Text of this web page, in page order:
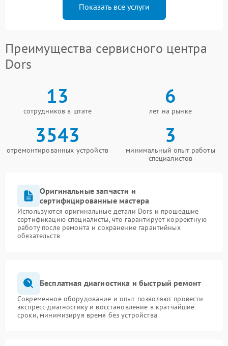
Показать все услуги
Преимущества сервисного центра
Dors
13
сотрудников в штате
6
лет на рынке
3543
отремонтированных устройств
3
минимальный опыт работы
специалистов
Оригинальные запчасти и
сертифицированные мастера
Используются оригинальные детали Dors и прошедшие
сертификацию специалисты, что гарантирует корректную
работу после ремонта и сохранение гарантийных
обязательств
Бесплатная диагностика и быстрый ремонт
Современное оборудование и опыт позволяют провести
экспресс-диагностику и восстановление в кратчайшие
сроки, минимизируя время без устройства